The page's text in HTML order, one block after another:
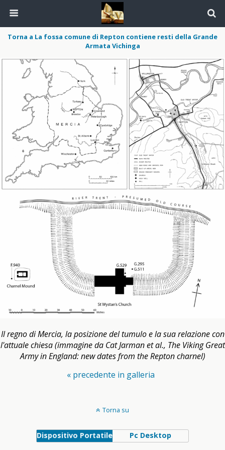
Torna a La fossa comune di Repton contiene resti della Grande
Armata Vichinga
Il regno di Mercia, la posizione del tumulo e la sua relazione con
l'attuale chiesa (immagine da Cat Jarman et al., The Viking Great
Army in England: new dates from the Repton charnel)
« precedente in galleria
Torna su
Dispositivo Portatile Pc Desktop